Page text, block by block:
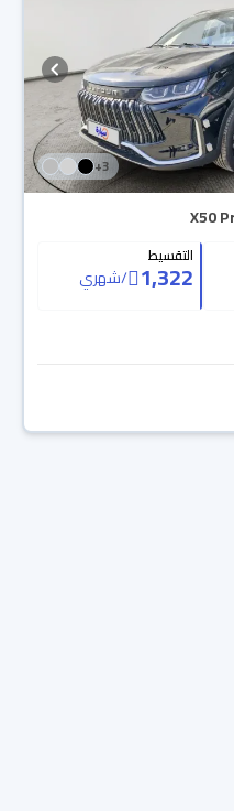
3
+
التقسيط
1,322
/شهري